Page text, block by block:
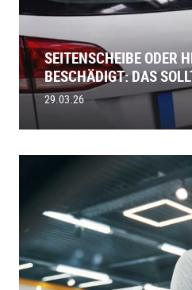
SEITENSCHEIBE ODER
BESCHÄDIGT: DAS
29.03.26